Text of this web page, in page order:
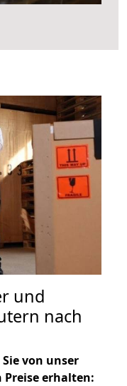
und
nach
von unser
erhalten: